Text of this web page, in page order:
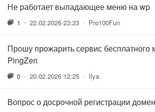
Не работает выпадающее меню на wp
1 • 22.02.2026 23:23 • Pro100Fun
Прошу прожарить сервис бесплатного
PingZen
0 • 20.02.2026 12:25 • Ilya
Вопрос о досрочной регистрации